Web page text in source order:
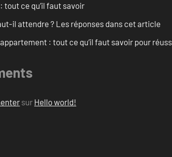
tout ce qu’il faut savoir
il attendre ? Les réponses dans cet article
: tout ce qu’il faut savoir pour
sur Hello world!